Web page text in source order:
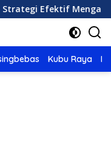
Mengatur Keuangan
Kubu Raya